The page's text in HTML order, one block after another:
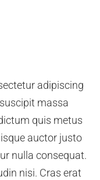
adipiscing
massa
quis metus
auctor justo
nulla consequat.
nisi. Cras erat